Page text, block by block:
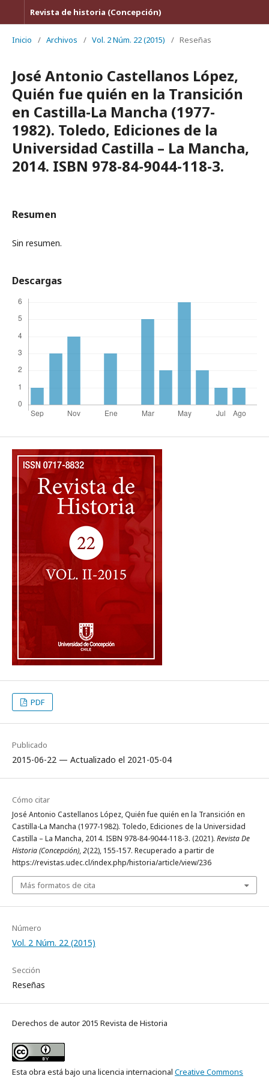
Revista de historia (Concepción)
Inicio / Archivos / Vol. 2 Núm. 22 (2015) / Reseñas
José Antonio Castellanos López,
Quién fue quién en la Transición
en Castilla-La Mancha (1977-
1982). Toledo, Ediciones de la
Universidad Castilla – La Mancha,
2014. ISBN 978-84-9044-118-3.
Resumen
Sin resumen.
Descargas
PDF
Publicado
2015-06-22 — Actualizado el 2021-05-04
Cómo citar
José Antonio Castellanos López, Quién fue quién en la Transición en
Castilla-La Mancha (1977-1982). Toledo, Ediciones de la Universidad
Castilla – La Mancha, 2014. ISBN 978-84-9044-118-3. (2021). Revista De
Historia (Concepción),2(22), 155-157. Recuperado a partir de
https://revistas.udec.cl/index.php/historia/article/view/236
Más formatos de cita
Número
Vol. 2 Núm. 22 (2015)
Sección
Reseñas
Derechos de autor 2015 Revista de Historia
Esta obra está bajo una licencia internacional Creative Commons